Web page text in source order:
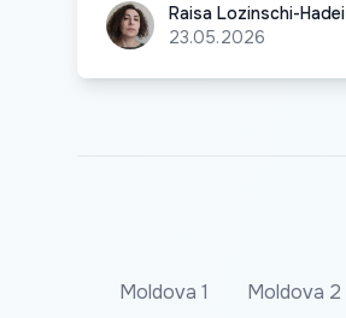
Raisa Lozinschi-Hadei
Raisa Lozinschi-Hadei
23.05.2026
Moldova 1 Moldova 2